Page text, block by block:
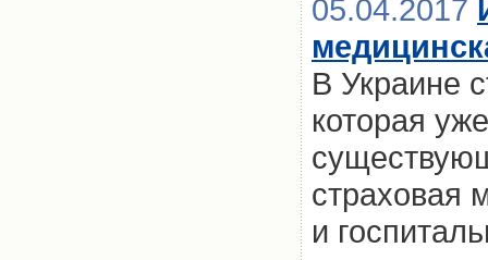
05.04.2017
В Украине
которая
страховая
и